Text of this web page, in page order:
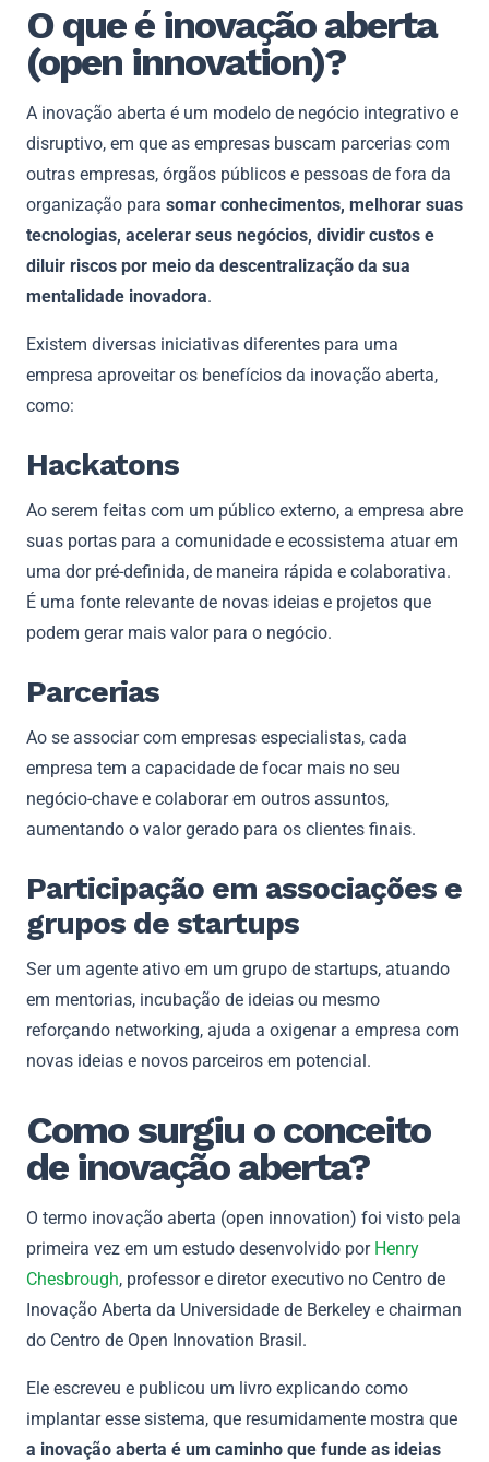
O que é inovação aberta
(open innovation)?
A inovação aberta é um modelo de negócio integrativo e
disruptivo, em que as empresas buscam parcerias com
outras empresas, órgãos públicos e pessoas de fora da
organização para somar conhecimentos, melhorar suas
tecnologias, acelerar seus negócios, dividir custos e
diluir riscos por meio da descentralização da sua
mentalidade inovadora.
Existem diversas iniciativas diferentes para uma
empresa aproveitar os benefícios da inovação aberta,
como:
Hackatons
Ao serem feitas com um público externo, a empresa abre
suas portas para a comunidade e ecossistema atuar em
uma dor pré-definida, de maneira rápida e colaborativa.
É uma fonte relevante de novas ideias e projetos que
podem gerar mais valor para o negócio.
Parcerias
Ao se associar com empresas especialistas, cada
empresa tem a capacidade de focar mais no seu
negócio-chave e colaborar em outros assuntos,
aumentando o valor gerado para os clientes finais.
Participação em associações e
grupos de startups
Ser um agente ativo em um grupo de startups, atuando
em mentorias, incubação de ideias ou mesmo
reforçando networking, ajuda a oxigenar a empresa com
novas ideias e novos parceiros em potencial.
Como surgiu o conceito
de inovação aberta?
O termo inovação aberta (open innovation) foi visto pela
primeira vez em um estudo desenvolvido por Henry
Chesbrough, professor e diretor executivo no Centro de
Inovação Aberta da Universidade de Berkeley e chairman
do Centro de Open Innovation Brasil.
Ele escreveu e publicou um livro explicando como
implantar esse sistema, que resumidamente mostra que
a inovação aberta é um caminho que funde as ideias